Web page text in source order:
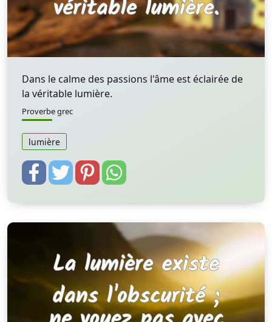
Dans le calme des passions l'âme est éclairée de
la véritable lumière.
Proverbe grec
lumière